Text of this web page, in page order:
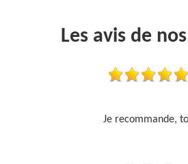
Les avis de
Travail sérieux